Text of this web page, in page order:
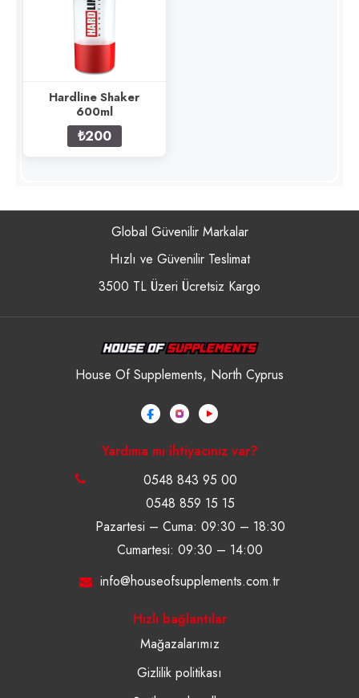
Hardline Shaker
600ml
₺200
Global Güvenilir Markalar
Hızlı ve Güvenilir Teslimat
3500 TL Üzeri Ücretsiz Kargo
House Of Supplements, North Cyprus
Yardıma mı ihtiyacınız var?
0548 843 95 00
0548 859 15 15
Pazartesi – Cuma: 09:30 – 18:30
Cumartesi: 09:30 – 14:00
info@houseofsupplements.com.tr
Hızlı bağlantılar
Mağazalarımız
Gizlilik politikası